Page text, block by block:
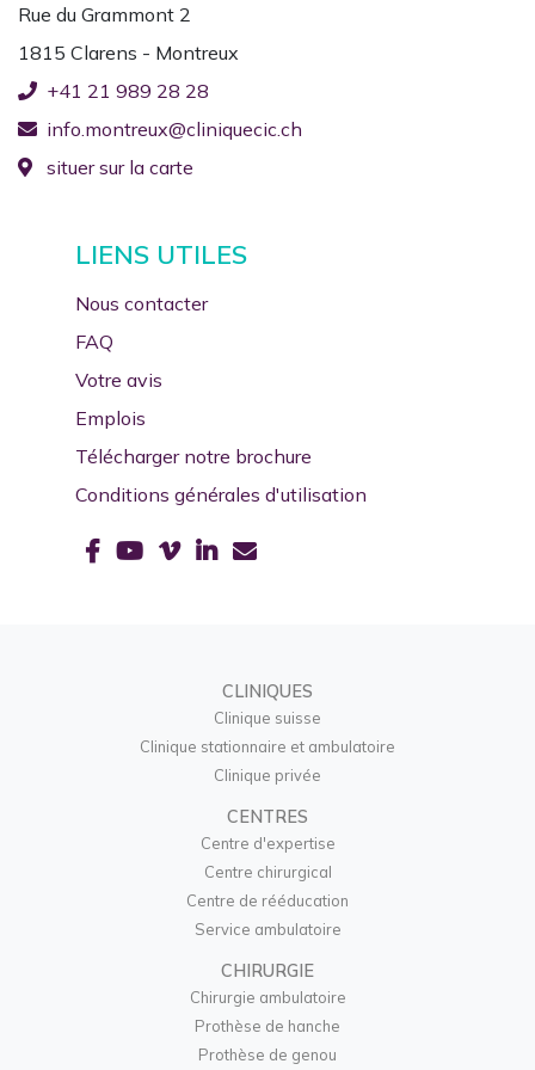
Rue du Grammont 2
1815 Clarens - Montreux
+41 21 989 28 28
info.montreux@cliniquecic.ch
situer sur la carte
LIENS UTILES
Nous contacter
FAQ
Votre avis
Emplois
Télécharger notre brochure
Conditions générales d'utilisation
CLINIQUES
Clinique suisse
Clinique stationnaire et ambulatoire
Clinique privée
CENTRES
Centre d'expertise
Centre chirurgical
Centre de rééducation
Service ambulatoire
CHIRURGIE
Chirurgie ambulatoire
Prothèse de hanche
Prothèse de genou
En cas d'urgence vitale, appelez le 144.
Nous vous souhaitons un bel été !